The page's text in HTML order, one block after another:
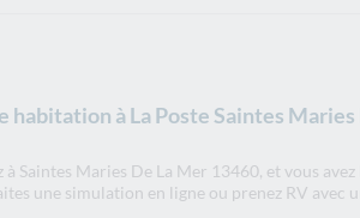
habitation à La Poste Saintes
à Saintes Maries De La Mer 13460, et vous
une simulation en ligne ou prenez RV avec